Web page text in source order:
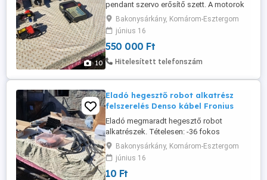
10
pendant szervo erősítő szett. A motorok
között vannak újak és használtak is. A
szett ára megegyezés kérdése.
Bakonysárkány, Komárom-Esztergom
június 16
550 000 Ft
Hitelesített telefonszám
Eladó hegesztő robot alkatrész
felszerelés Denso kábel Fronius
Eladó megmaradt hegesztő robot
alkatrészek. Tételesen: -36 fokos
hegesztőfej zsír új. -Három darab Denso -
s végű összekötő kábelszett. -4,070,677A
Fronius Print SR41 -4,046,082
Fernbedienung Control TR 1000 Fronius
Bakonysárkány, Komárom-Esztergom
június 16
10 Ft